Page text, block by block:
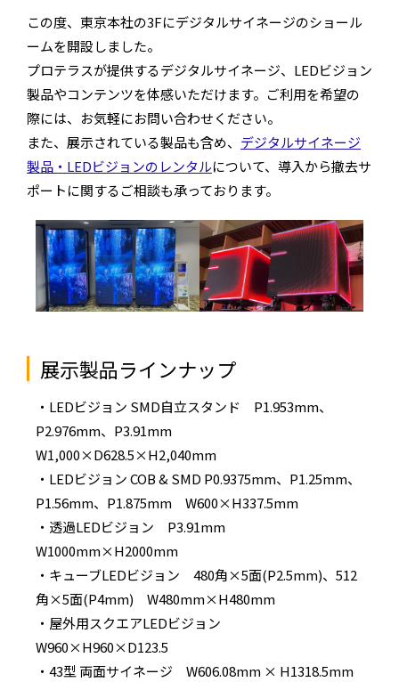
この度、東京本社の3Fにデジタルサイネージのショール
ームを開設しました。
プロテラスが提供するデジタルサイネージ、LEDビジョン
製品やコンテンツを体感いただけます。ご利用を希望の
際には、お気軽にお問い合わせください。
また、展示されている製品も含め、 デジタルサイネージ
製品・LEDビジョンのレンタルについて、導入から撤去サ
ポートに関するご相談も承っております。
展示製品ラインナップ
・LEDビジョン SMD自立スタンド P1.953mm、
P2.976mm、P3.91mm
W1,000×D628.5×H2,040mm
・LEDビジョン COB & SMD P0.9375mm、P1.25mm、
P1.56mm、P1.875mm W600×H337.5mm
・透過LEDビジョン P3.91mm
W1000mm×H2000mm
・キューブLEDビジョン 480角×5面(P2.5mm)、512
角×5面(P4mm) W480mm×H480mm
・屋外用スクエアLEDビジョン
W960×H960×D123.5
・43型 両面サイネージ W606.08mm × H1318.5mm